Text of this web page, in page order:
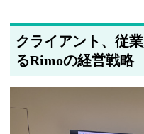
クライアント、従
るRimoの経営戦略